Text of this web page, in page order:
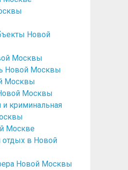
Новой
Москвы
Новой Москвы
Москвы
Москвы
криминальная
Москве
отдых в Новой
Новой Москвы